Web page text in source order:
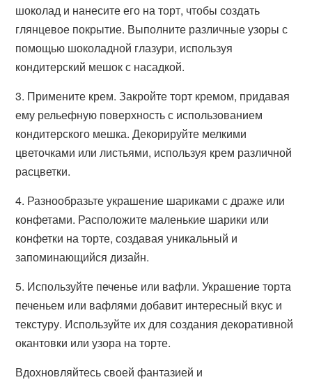
шоколад и нанесите его на торт, чтобы создать
глянцевое покрытие. Выполните различные узоры с
помощью шоколадной глазури, используя
кондитерский мешок с насадкой.
3. Примените крем. Закройте торт кремом, придавая
ему рельефную поверхность с использованием
кондитерского мешка. Декорируйте мелкими
цветочками или листьями, используя крем различной
расцветки.
4. Разнообразьте украшение шариками с драже или
конфетами. Расположите маленькие шарики или
конфетки на торте, создавая уникальный и
запоминающийся дизайн.
5. Используйте печенье или вафли. Украшение торта
печеньем или вафлями добавит интересный вкус и
текстуру. Используйте их для создания декоративной
окантовки или узора на торте.
Вдохновляйтесь своей фантазией и